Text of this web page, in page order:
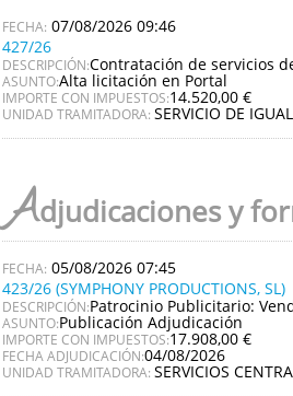
07/08/2026 09:46
427/26
DESCRIPCIÓN:Contratación de servicios
ASUNTO:Alta licitación en Portal
IMPORTE CON IMPUESTOS:14.520,00 €
UNIDAD TRAMITADORA: SERVICIO DE
Adjudicaciones y
05/08/2026 07:45
423/26 (SYMPHONY PRODUCTIONS, SL)
DESCRIPCIÓN:Patrocinio Publicitario:
ASUNTO:Publicación Adjudicación
IMPORTE CON IMPUESTOS:17.908,00 €
FECHA ADJUDICACIÓN:04/08/2026
UNIDAD TRAMITADORA: SERVICIOS